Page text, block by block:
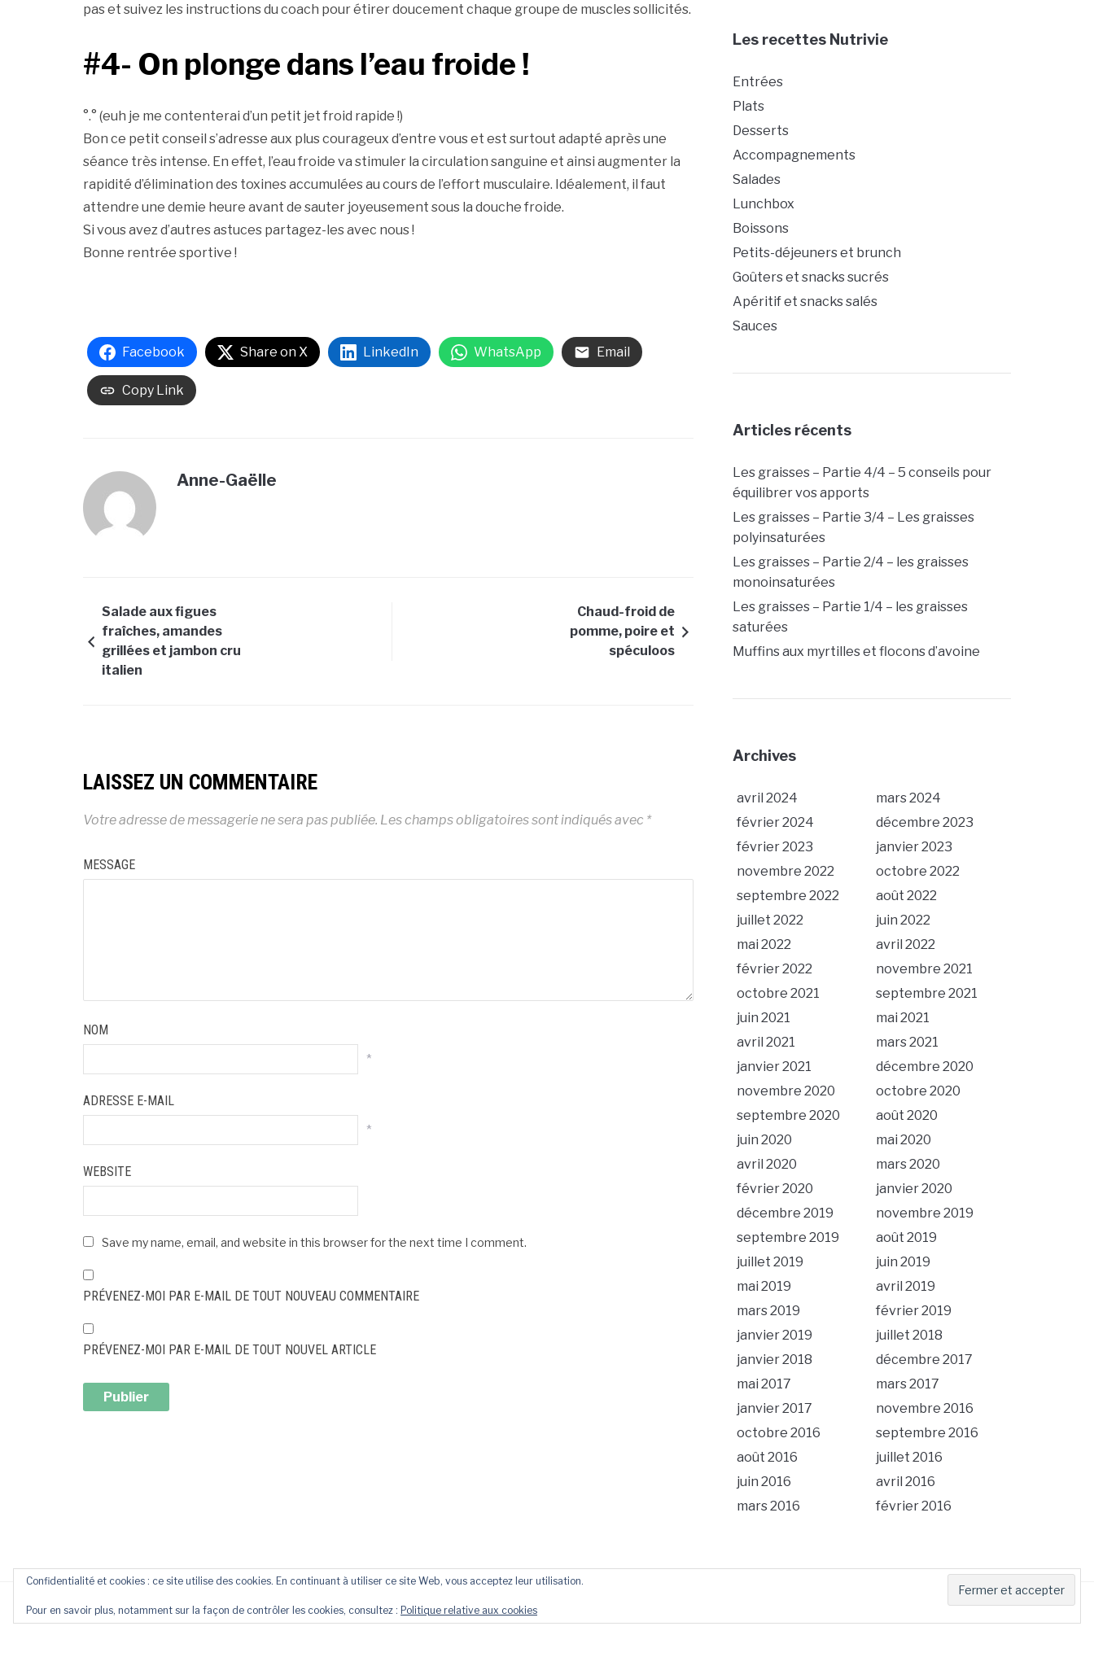
pas et suivez les instructions du coach pour étirer doucement chaque groupe de muscles sollicités.
#4- On plonge dans l’eau froide !
°.° (euh je me contenterai d’un petit jet froid rapide !)
Bon ce petit conseil s’adresse aux plus courageux d’entre vous et est surtout adapté après une
séance très intense. En effet, l’eau froide va stimuler la circulation sanguine et ainsi augmenter la
rapidité d’élimination des toxines accumulées au cours de l’effort musculaire. Idéalement, il faut
attendre une demie heure avant de sauter joyeusement sous la douche froide.
Si vous avez d’autres astuces partagez-les avec nous !
Bonne rentrée sportive !
Facebook Share on X LinkedIn WhatsApp Email
Copy Link
Anne-Gaëlle
Salade aux figues
fraîches, amandes
grillées et jambon cru
italien
Chaud-froid de
pomme, poire et
spéculoos
LAISSEZ UN COMMENTAIRE
Votre adresse de messagerie ne sera pas publiée. Les champs obligatoires sont indiqués avec *
MESSAGE
NOM
*
ADRESSE E-MAIL
*
WEBSITE
Save my name, email, and website in this browser for the next time I comment.
PRÉVENEZ-MOI PAR E-MAIL DE TOUT NOUVEAU COMMENTAIRE
PRÉVENEZ-MOI PAR E-MAIL DE TOUT NOUVEL ARTICLE
Les recettes Nutrivie
Entrées
Plats
Desserts
Accompagnements
Salades
Lunchbox
Boissons
Petits-déjeuners et brunch
Goûters et snacks sucrés
Apéritif et snacks salés
Sauces
Articles récents
Les graisses – Partie 4/4 – 5 conseils pour
équilibrer vos apports
Les graisses – Partie 3/4 – Les graisses
polyinsaturées
Les graisses – Partie 2/4 – les graisses
monoinsaturées
Les graisses – Partie 1/4 – les graisses
saturées
Muffins aux myrtilles et flocons d’avoine
Archives
avril 2024
mars 2024
février 2024
décembre 2023
février 2023
janvier 2023
novembre 2022
octobre 2022
septembre 2022
août 2022
juillet 2022
juin 2022
mai 2022
avril 2022
février 2022
novembre 2021
octobre 2021
septembre 2021
juin 2021
mai 2021
avril 2021
mars 2021
janvier 2021
décembre 2020
novembre 2020
octobre 2020
septembre 2020
août 2020
juin 2020
mai 2020
avril 2020
mars 2020
février 2020
janvier 2020
décembre 2019
novembre 2019
septembre 2019
août 2019
juillet 2019
juin 2019
mai 2019
avril 2019
mars 2019
février 2019
janvier 2019
juillet 2018
janvier 2018
décembre 2017
mai 2017
mars 2017
janvier 2017
novembre 2016
octobre 2016
septembre 2016
août 2016
juillet 2016
juin 2016
avril 2016
mars 2016
février 2016
COPYRIGHT © 2026 NUTRIVIE - NUTRITION ET SANTÉ
Confidentialité et cookies : ce site utilise des cookies. En continuant à utiliser ce site Web, vous acceptez leur utilisation.
Pour en savoir plus, notamment sur la façon de contrôler les cookies, consultez : Politique relative aux cookies